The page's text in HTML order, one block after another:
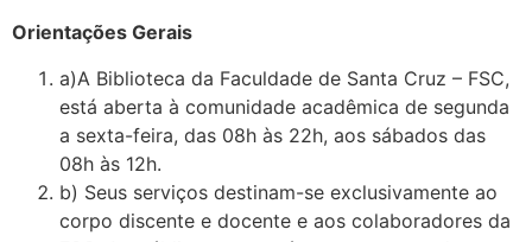
Orientações Gerais
a)A Biblioteca da Faculdade de Santa Cruz – FSC,
está aberta à comunidade acadêmica de segunda
a sexta-feira, das 08h às 22h, aos sábados das
08h às 12h.
b) Seus serviços destinam-se exclusivamente ao
corpo discente e docente e aos colaboradores da